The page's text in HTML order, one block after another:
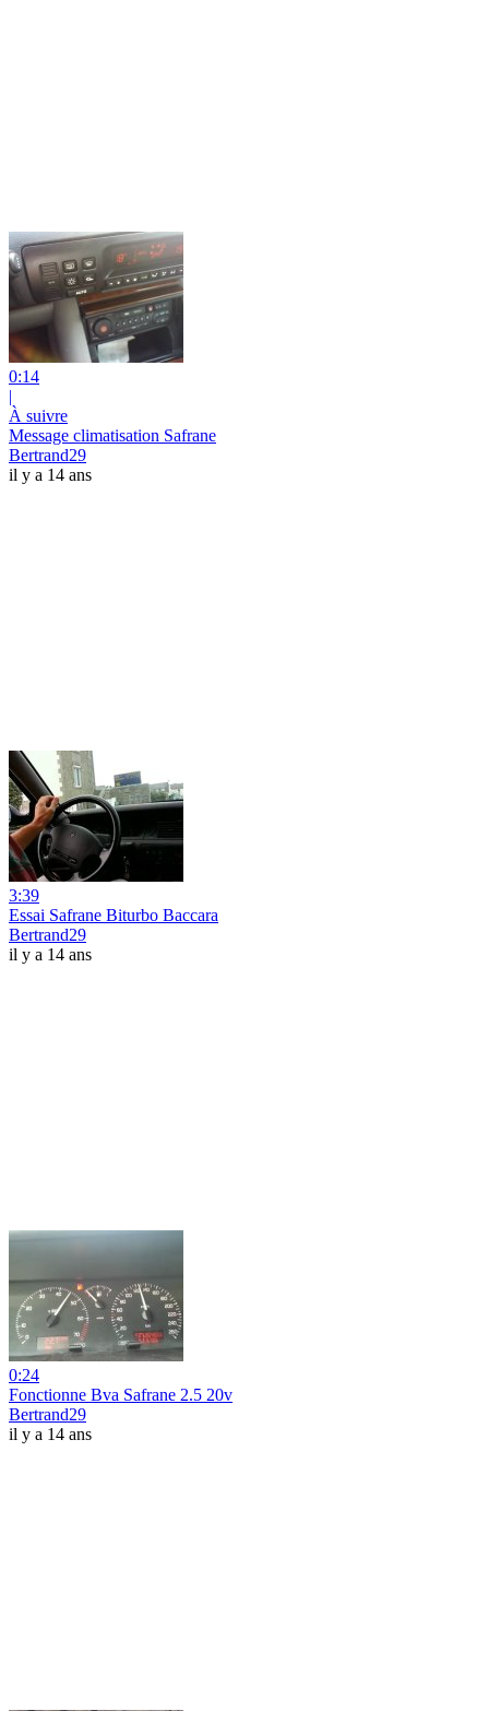
0:14
|
À suivre
Message climatisation Safrane
Bertrand29
il y a 14 ans
3:39
Essai Safrane Biturbo Baccara
Bertrand29
il y a 14 ans
0:24
Fonctionne Bva Safrane 2.5 20v
Bertrand29
il y a 14 ans